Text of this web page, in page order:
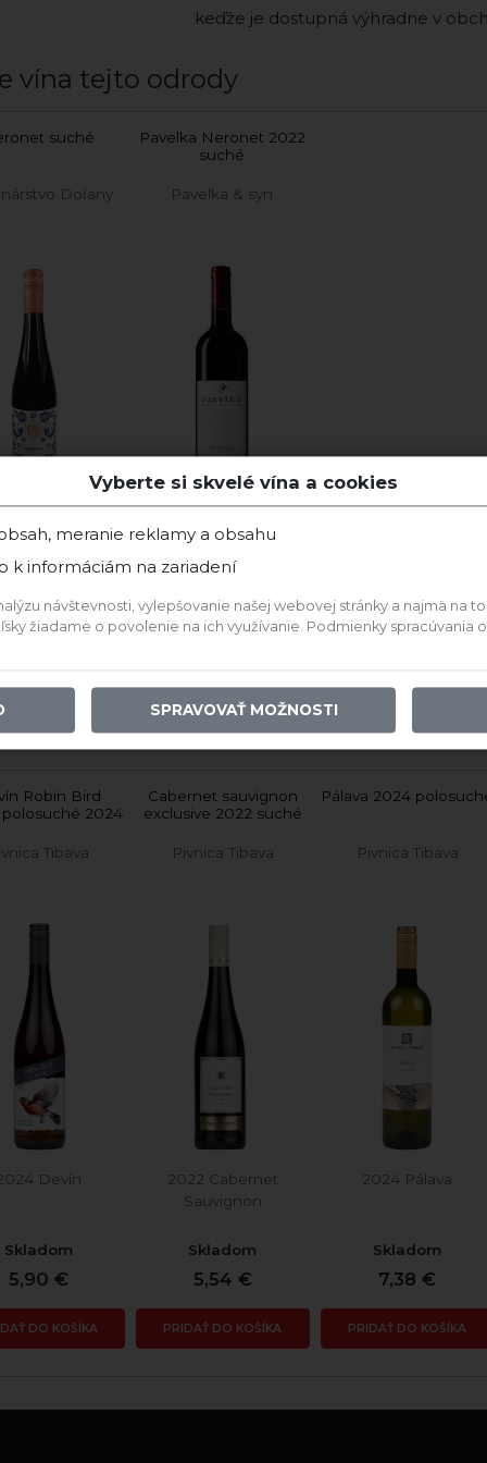
keďže je dostupná výhradne v
vína tejto odrody
suché
Doľany
4,90 €
Pavelka Neronet 2022
suché
Pavelka & syn
14,24 €
vína z tohto vinárstva
Robin Bird
polosuché 2024
Tibava
Devín
Skladom
5,90 €
DO KOŠÍKA
Cabernet sauvignon
exclusive 2022 suché
Pivnica Tibava
2022 Cabernet
Sauvignon
Skladom
5,54 €
PRIDAŤ DO KOŠÍKA
Pálava 2024
Pivnica Tibava
2024 Pálava
Skladom
7,38 €
PRIDAŤ DO KOŠÍKA
Vyberte si skvelé vína a cookies
meranie reklamy a obsahu
k informáciám na zariadení
návštevnosti, vylepšovanie našej webovej stránky a najmä na
žiadame o povolenie na ich využívanie. Podmienky spracúvania
SPRAVOVAŤ MOŽNOSTI